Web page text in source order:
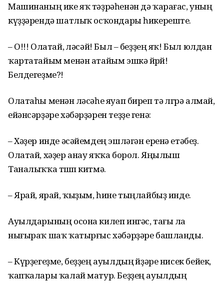
Машинаның ике яҡ тәҙрәһенән дә ҡарағас, уның
күҙҙәрендә шатлыҡ осҡондары һикереште.
– О!!! Олатай, өләсәй! Был – беҙҙең яҡ! Был юлдан
ҡартатайым менән атайым эшкә йөрөй!
Белдегеҙме?!
Олатаһы менән өләсәһе яуап биреп тә өлгөрә алмай,
ейәнсәрҙәре хәбәрҙәрен теҙҙе генә:
– Хәҙер инде әсәйемдең эшләгән еренә етәбеҙ.
Олатай, хәҙер анау яҡҡа борол. Яңылыш
Таналыҡҡа төшөп китмә.
– Ярай, ярай, ҡыҙым, һине тыңлайбыҙ инде.
Ауылдарының осона килеп ингәс, тағы ла
нығыраҡ шаҡ ҡатырғыс хәбәрҙәре башланды.
– Күрҙегеҙме, беҙҙең ауылдың өйҙәре нисек бейек,
ҡапҡалары ҡалай матур. Беҙҙең ауылдың